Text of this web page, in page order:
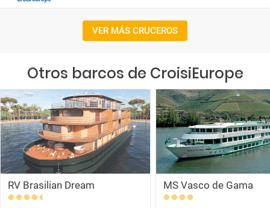
VER MÁS CRUCEROS
Otros barcos de CroisiEurope
RV Brasilian Dream MS Vasco de Gama